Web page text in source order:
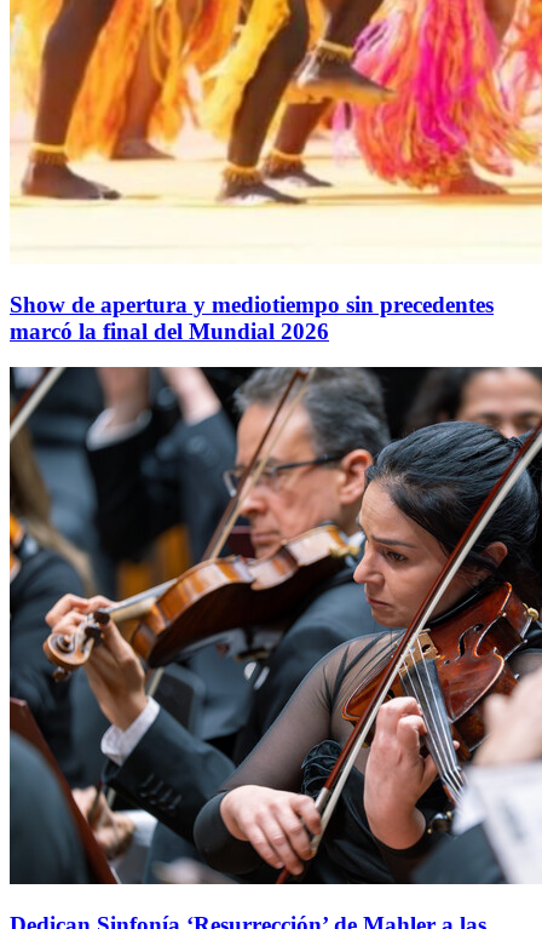
Show de apertura y mediotiempo sin precedentes
marcó la final del Mundial 2026